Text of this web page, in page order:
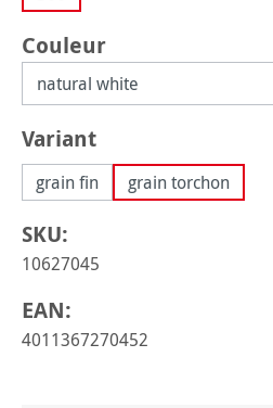
Sélectionnez
Couleur
Sélectionnez
Variant
grain fin grain torchon
SKU:
10627045
EAN:
4011367270452